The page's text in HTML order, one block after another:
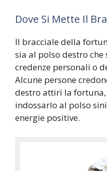
Dove Si Mette Il
Il bracciale della
sia al polso destro
credenze personali o
Alcune persone
destro attiri la
indossarlo al polso
energie positive.